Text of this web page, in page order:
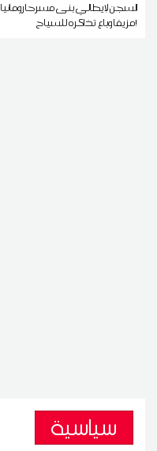
السجن لإيطالي بنى مسرحا رومانيا
مزيفا وباع تذاكره للسياح!
سياسية